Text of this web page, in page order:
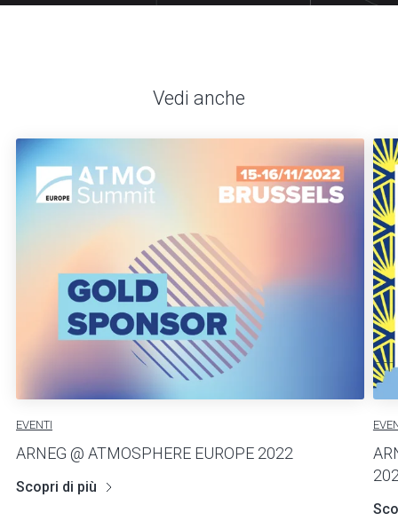
Vedi anche
EVENTI
ARNEG @ ATMOSPHERE EUROPE 2022
Scopri di più